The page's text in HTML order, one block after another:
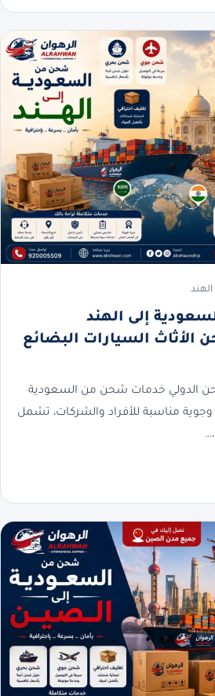
إلى الهند
| شحن الأثاث السيارات البضائع
الدولي خدمات شحن من السعودية
وجوية مناسبة للأفراد والشركات، تشمل